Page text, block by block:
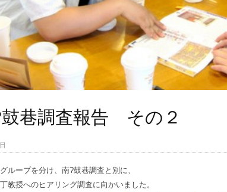
巷調査報告 その２
ループを分け、南?鼓巷調査と別に、
教授へのヒアリング調査に向かいました。